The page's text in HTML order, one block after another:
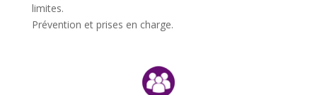
limites.
Prévention et prises en charge.